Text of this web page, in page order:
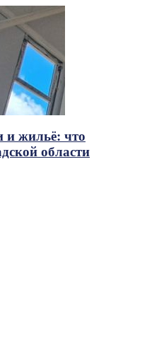
жильё: что
области